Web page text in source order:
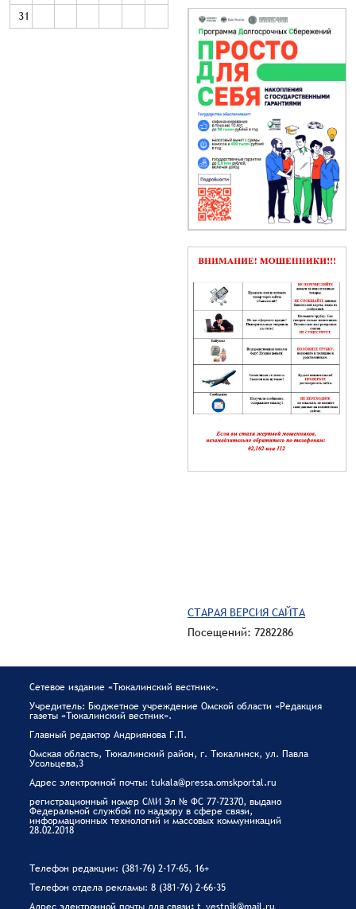
31
СТАРАЯ ВЕРСИЯ САЙТА
Посещений: 7282286
Сетевое издание «Тюкалинский вестник».
Учредитель: Бюджетное учреждение Омской области «Редакция
газеты «Тюкалинский вестник».
Главный редактор Андриянова Г.П.
Омская область, Тюкалинский район, г. Тюкалинск, ул. Павла
Усольцева,3
Адрес электронной почты: tukala@pressa.omskportal.ru
регистрационный номер СМИ Эл № ФС 77-72370, выдано
Федеральной службой по надзору в сфере связи,
информационных технологий и массовых коммуникаций
28.02.2018
Телефон редакции: (381-76) 2-17-65, 16+
Телефон отдела рекламы: 8 (381-76) 2-66-35